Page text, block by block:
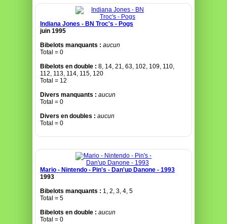
Indiana Jones - BN Troc's - Pogs
juin 1995
Bibelots manquants : aucun
Total = 0
Bibelots en double : 8, 14, 21, 63, 102, 109, 110,
112, 113, 114, 115, 120
Total = 12
Divers manquants : aucun
Total = 0
Divers en doubles : aucun
Total = 0
Mario - Nintendo - Pin's - Dan'up Danone - 1993
1993
Bibelots manquants : 1, 2, 3, 4, 5
Total = 5
Bibelots en double : aucun
Total = 0